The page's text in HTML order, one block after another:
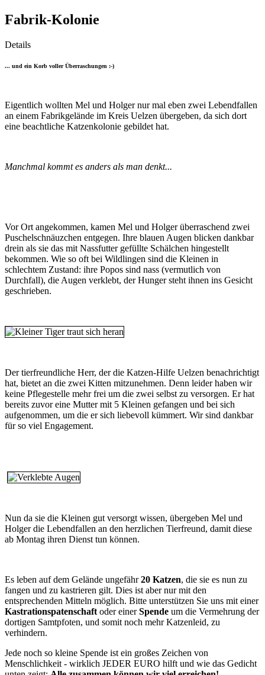
Fabrik-Kolonie
Details
... und ein Korb voller Überraschungen :-)
Eigentlich wollten Mel und Holger nur mal eben zwei Lebendfallen
an einem Fabrikgelände im Kreis Uelzen übergeben, da sich dort
eine beachtliche Katzenkolonie gebildet hat.
Manchmal kommt es anders als man denkt...
Vor Ort angekommen, kamen Mel und Holger überraschend zwei
Puschelschnäuzchen entgegen. Ihre blauen Augen blicken dankbar
drein als sie das mit Nassfutter gefüllte Schälchen hingestellt
bekommen. Wie so oft bei Wildlingen sind die Kleinen in
schlechtem Zustand: ihre Popos sind nass (vermutlich von
Durchfall), die Augen verklebt, der Hunger steht ihnen ins Gesicht
geschrieben.
Der tierfreundliche Herr, der die Katzen-Hilfe Uelzen benachrichtigt
hat, bietet an die zwei Kitten mitzunehmen. Denn leider haben wir
keine Pflegestelle mehr frei um die zwei selbst zu versorgen. Er hat
bereits zuvor eine Mutter mit 5 Kleinen gefangen und bei sich
aufgenommen, um die er sich liebevoll kümmert. Wir sind dankbar
für so viel Engagement.
Nun da sie die Kleinen gut versorgt wissen, übergeben Mel und
Holger die Lebendfallen an den herzlichen Tierfreund, damit diese
ab Montag ihren Dienst tun können.
Es leben auf dem Gelände ungefähr20 Katzen, die sie es nun zu
fangen und zu kastrieren gilt. Dies ist aber nur mit den
entsprechenden Mitteln möglich. Bitte unterstützen Sie uns mit einer
Kastrationspatenschaft oder einerSpende um die Vermehrung der
dortigen Samtpfoten, und somit noch mehr Katzenleid, zu
verhindern.
Jede noch so kleine Spende ist ein großes Zeichen von
Menschlichkeit - wirklich JEDER EURO hilft und wie das Gedicht